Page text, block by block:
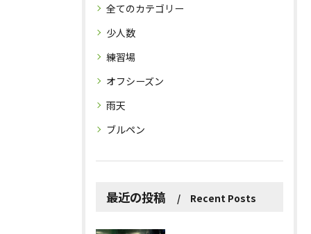
全てのカテゴリー
少人数
練習場
オフシーズン
雨天
ブルペン
最近の投稿 Recent Posts